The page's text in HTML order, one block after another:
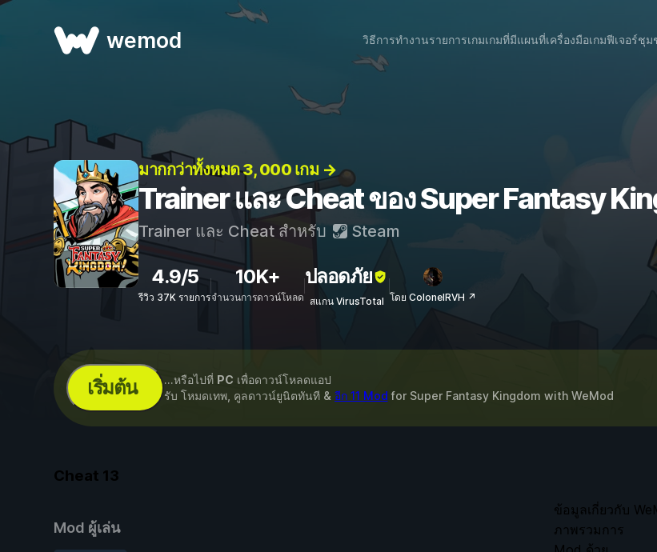
wemod วิธีการทำงานรายการเกมเกมที่มีแผนที่เครื่องมือเกมฟีเจอร์ชุม
มากกว่าทั้งหมด 3, 000 เกม →
Trainer และ Cheat ของ Super Fantasy
Trainer และ Cheat สำหรับ Steam
4.9/5
รีวิว 37K รายการ
10K+
จำนวนการดาวน์โหลด
ปลอดภัย
สแกน VirusTotal โดย ColonelRVH ↗
เริ่มต้น ...หรือไปที่ PC เพื่อดาวน์โหลดแอป
รับ โหมดเทพ, คูลดาวน์ยูนิตทันที & อีก 11 Mod for Super Fantasy Kingdom with WeMod
Cheat 13
Mod ผู้เล่น
ข้อมูลเกี่ยวกับ
ภาพรวมการ